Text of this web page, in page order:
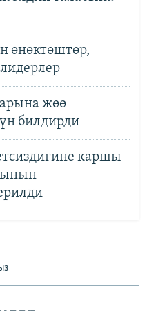
өнөктөштөр,
жөө
билдирди
каршы